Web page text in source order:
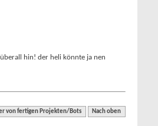
hin! der heli könnte ja nen
von fertigen Projekten/Bots Nach oben